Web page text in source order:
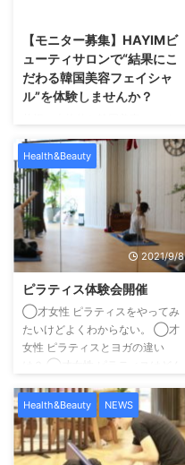
【モニター募集】HAYIMビ
ューティサロンで“結果にこ
だわる韓国美容フェイシャ
ル”を体験しませんか？
ャルを受けたい方へ。この度、
HAYIMビューティサロンでは、
新メニュー導入および施術データ
収集のため、期間限定のモニター
様を募集いたします。 HAYIMは
「一時的な変化ではなく、肌その
ものを変えていくこと」をコンセ
プトにした、結果重視のビューテ
ィーサロンです。 HAYIMビュー
ティサロンとは？ HAYIMビュー
ティサロンは、理学療法士として
身体構造を熟知した代表が監修
し、CURAIMという韓国美容と医
ルケアを提供しています。
肌
...
Health&Beauty
2021/9/8
ピラティス体験会開催
◯才女性 ピラティスをやってみ
たいけどよくわからない。 ◯才
女性 ピラティスとヨガの違い
は？ ◯才女性 ピラティスはどん
様向けに、「ピラティス体験会」
を開催致します！ 日時：２０２
１年９月９日（木）、２０２１年
９月１６日（木） 時間：１１：
Health&Beauty NEWS